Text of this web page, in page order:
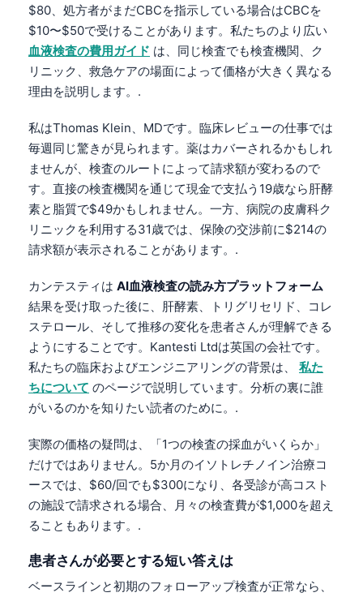
$80、処方者がまだCBCを指示している場合はCBCを
$10〜$50で受けることがあります。私たちのより広い
血液検査の費用ガイド は、同じ検査でも検査機関、ク
リニック、救急ケアの場面によって価格が大きく異なる
理由を説明します。.
私はThomas Klein、MDです。臨床レビューの仕事では
毎週同じ驚きが見られます。薬はカバーされるかもしれ
ませんが、検査のルートによって請求額が変わるので
す。直接の検査機関を通じて現金で支払う19歳なら肝酵
素と脂質で$49かもしれません。一方、病院の皮膚科ク
リニックを利用する31歳では、保険の交渉前に$214の
請求額が表示されることがあります。.
カンテスティは AI血液検査の読み方プラットフォーム
結果を受け取った後に、肝酵素、トリグリセリド、コレ
ステロール、そして推移の変化を患者さんが理解できる
ようにすることです。Kantesti Ltdは英国の会社です。
私たちの臨床およびエンジニアリングの背景は、 私た
ちについて のページで説明しています。分析の裏に誰
がいるのかを知りたい読者のために。.
実際の価格の疑問は、「1つの検査の採血がいくらか」
だけではありません。5か月のイソトレチノイン治療コ
ースでは、$60/回でも$300になり、各受診が高コスト
の施設で請求される場合、月々の検査費が$1,000を超え
ることもあります。.
患者さんが必要とする短い答えは
ベースラインと初期のフォローアップ検査が正常なら、